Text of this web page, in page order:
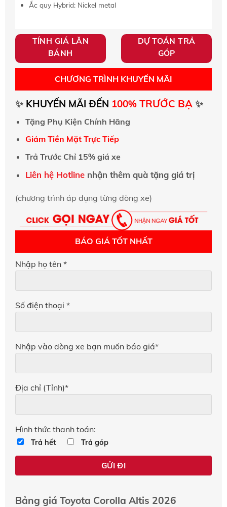
Ắc quy Hybrid: Nickel metal
TÍNH GIÁ LĂN
BÁNH
DỰ TOÁN TRẢ
GÓP
CHƯƠNG TRÌNH KHUYẾN MÃI
✨KHUYẾN MÃI ĐẾN 100% TRƯỚC BẠ ✨
Tặng Phụ Kiện Chính Hãng
Giảm Tiền Mặt Trực Tiếp
Trả Trước Chỉ 15% giá xe
Liên hệ Hotline nhận thêm quà tặng giá trị
(chương trình áp dụng từng dòng xe)
BÁO GIÁ TỐT NHẤT
Nhập họ tên *
Số điện thoại *
Nhập vào dòng xe bạn muốn báo giá*
Địa chỉ (Tỉnh)*
Hình thức thanh toán:
Trả hết Trả góp
Bảng giá Toyota Corolla Altis 2026